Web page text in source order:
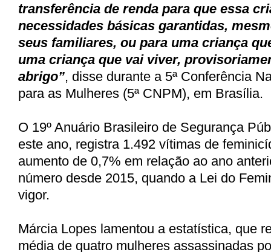
transferência de renda para que essa
necessidades básicas garantidas,
seus familiares, ou para uma criança
uma criança que vai viver,
abrigo”, disse durante a 5ª Conferência
para as Mulheres (5ª CNPM), em Brasília.
O 19º Anuário Brasileiro de Segurança
este ano, registra 1.492 vítimas de
aumento de 0,7% em relação ao ano
número desde 2015, quando a Lei do
vigor.
Márcia Lopes lamentou a estatística, que
média de quatro mulheres assassinadas